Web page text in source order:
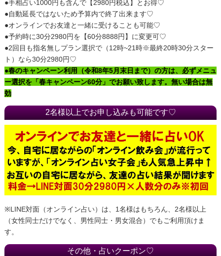
●手相占い1000円も含んで【2980円税込】とお得♡
●自動延長ではないため予算内で終了出来ます♡
●オンラインでお友達と一緒に受けることも可能♡
●予約時に30分2980円を【60分8888円】に変更可♡
●2回目も指名無しプラン選択で（12時~21時※最終20時30分スター
ト）なら30分2980円♡
●春のキャンペーン利用（令和8年5月末日まで）の方は、必ずメニュ
ー選択を「春キャンペーン60分」でお願い致します。無い場合は無
効
2名様以上でお申し込みも可能です♡
※LINE対面（オンライン占い）は、1名様はもちろん、2名様以上
（女性同士だけでなく、男性同士・男女混合）でもご利用頂けま
す。
その他・占いクーポン♡